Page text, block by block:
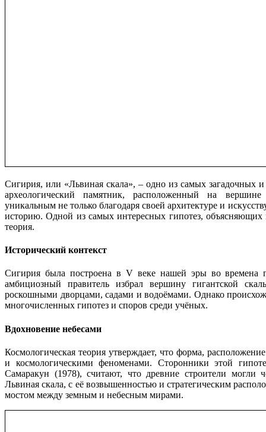
Сигирия, или «Львиная скала», – одно из самых
археологический памятник, расположенный на вершине
уникальным не только благодаря своей архитектуре и
историю. Одной из самых интересных гипотез, объясняющих
теория.
Исторический контекст
Сигирия была построена в V веке нашей эры во времена
амбициозный правитель избрал вершину гигантской
роскошными дворцами, садами и водоёмами. Однако
многочисленных гипотез и споров среди учёных.
Вдохновение небесами
Космологическая теория утверждает, что форма,
и космологическими феноменами. Сторонники этой
Самаракун (1978), считают, что древние строители могли
Львиная скала, с её возвышенностью и стратегическим
мостом между земным и небесным мирами.